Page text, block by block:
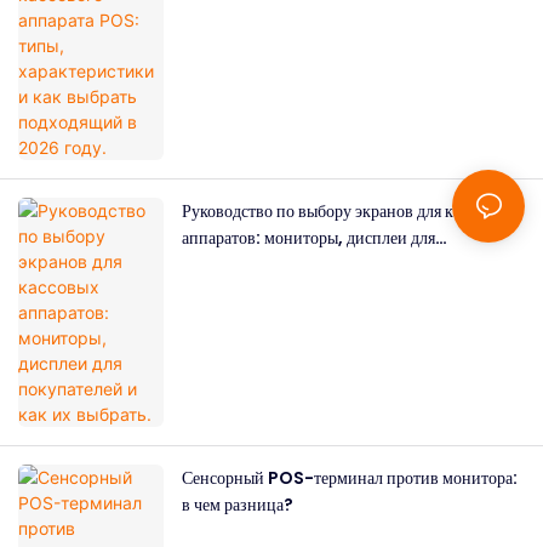
Руководство по выбору экранов для кассовых
аппаратов: мониторы, дисплеи для
Сенсорный POS-терминал против монитора:
в чем разница?